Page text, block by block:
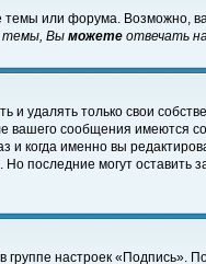
или форума. Возможно,
темы, Вы можете отвечать
удалять только свои
сообщения имеются
и когда именно вы
последние могут
настроек